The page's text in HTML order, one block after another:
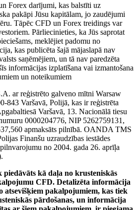
Forex darījumi, kas balstīti uz
pakāpi Jūsu kapitālam, jo zaudējumi
Tāpēc CFD un Forex treidings var
Pārliecinieties, ka Jūs saprotat
meklējiet padomu no
kas publicēta šajā mājaslapā nav
saņēmējiem, un tā nav paredzēta
informācijas izplatīšana vai izmantošana
un noteikumiem
ar reģistrēto galveno mītni Warsaw
843 Varšavā, Polijā, kas ir reģistrēta
Varšavā, 13. Nacionālā tiesu
0000204776, NIP 5262759131,
apmaksāts pilnībā. OANDA TMS
Finanšu uzraudzības iestādes
no 2004. gada 26. aprīļa
piedāvāts kā daļa no krusteniskās
CFD. Detalizēta informācija
atsevišķiem pakalpojumiem, kas tiek
pārdošanas, un informācija